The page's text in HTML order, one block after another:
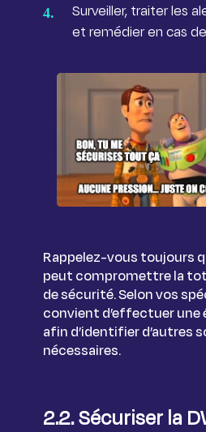
Surveiller, traiter les
et remédier en cas
Rappelez-vous toujours
peut compromettre la
de sécurité. Selon vos
convient d’effectuer
afin d’identifier d’autres
nécessaires.
2.2. Sécuriser la